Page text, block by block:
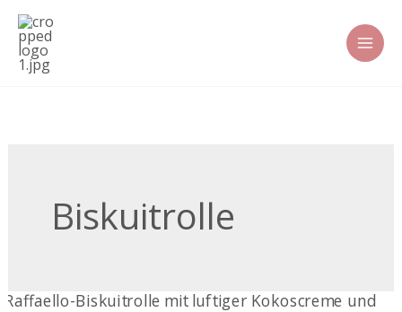
Zum
Inhalt
springen
Biskuitrolle
Raffaello-